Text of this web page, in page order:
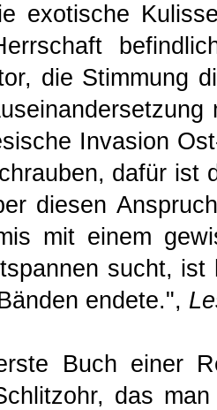
exotische
die Stimmung
Invasion
dafür ist
diesen
mit einem
sucht,
endete.",
Buch einer
das